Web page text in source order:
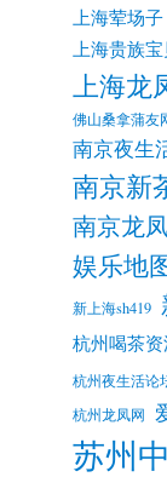
上海荤场子
上海贵族
上海龙
佛山桑拿蒲友
南京夜生
南京新
南京龙
娱乐地
新上海sh419
杭州喝茶
杭州夜生活论
杭州龙凤网
苏州